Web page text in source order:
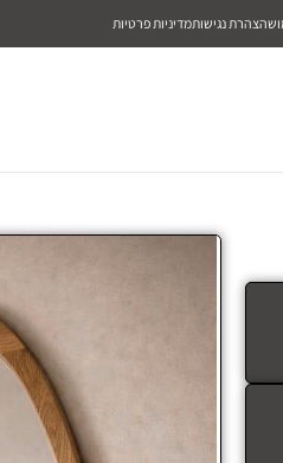
הצהרת נגישותמדיניות פרטיות